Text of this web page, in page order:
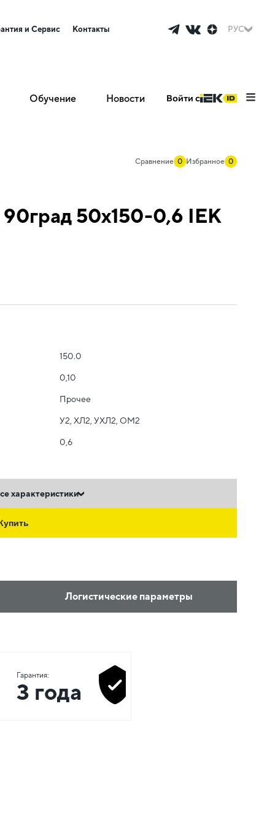
и Сервис Контакты РУС
Обучение Новости Войти с
Сравнение 0 Избранное 0
90град 50х150-0,6 IEK
150.0
0,10
Прочее
У2, ХЛ2, УХЛ2, ОМ2
0,6
характеристики
Логистические параметры
Гарантия:
3 года